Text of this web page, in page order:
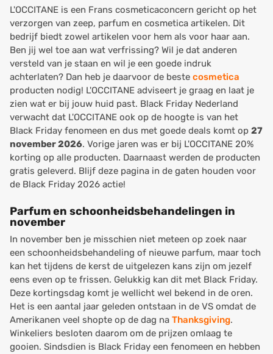
L'OCCITANE is een Frans cosmeticaconcern gericht op het
verzorgen van zeep, parfum en cosmetica artikelen. Dit
bedrijf biedt zowel artikelen voor hem als voor haar aan.
Ben jij wel toe aan wat verfrissing? Wil je dat anderen
versteld van je staan en wil je een goede indruk
achterlaten? Dan heb je daarvoor de beste cosmetica
producten nodig! L'OCCITANE adviseert je graag en laat je
zien wat er bij jouw huid past. Black Friday Nederland
verwacht dat L'OCCITANE ook op de hoogte is van het
Black Friday fenomeen en dus met goede deals komt op 27
november 2026. Vorige jaren was er bij L'OCCITANE 20%
korting op alle producten. Daarnaast werden de producten
gratis geleverd. Blijf deze pagina in de gaten houden voor
de Black Friday 2026 actie!
Parfum en schoonheidsbehandelingen in
november
In november ben je misschien niet meteen op zoek naar
een schoonheidsbehandeling of nieuwe parfum, maar toch
kan het tijdens de kerst de uitgelezen kans zijn om jezelf
eens even op te frissen. Gelukkig kan dit met Black Friday.
Deze kortingsdag komt je wellicht wel bekend in de oren.
Het is een aantal jaar geleden ontstaan in de VS omdat de
Amerikanen veel shopte op de dag na Thanksgiving.
Winkeliers besloten daarom om de prijzen omlaag te
gooien. Sindsdien is Black Friday een fenomeen en hebben